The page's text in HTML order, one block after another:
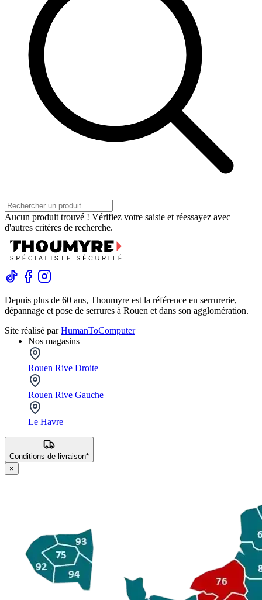
Aucun produit trouvé ! Vérifiez votre saisie et réessayez avec
d'autres critères de recherche.
Depuis plus de 60 ans, Thoumyre est la référence en serrurerie,
dépannage et pose de serrures à Rouen et dans son agglomération.
Site réalisé parHumanToComputer
Nos magasins
Rouen Rive Droite
Rouen Rive Gauche
Le Havre
Conditions de livraison*
×